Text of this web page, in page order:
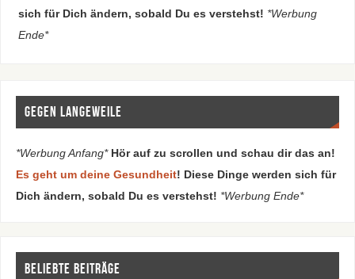
sich für Dich ändern, sobald Du es verstehst! *Werbung
Ende*
Gegen Langeweile
*Werbung Anfang* Hör auf zu scrollen und schau dir das an!
Es geht um deine Gesundheit! Diese Dinge werden sich für
Dich ändern, sobald Du es verstehst! *Werbung Ende*
Beliebte Beiträge